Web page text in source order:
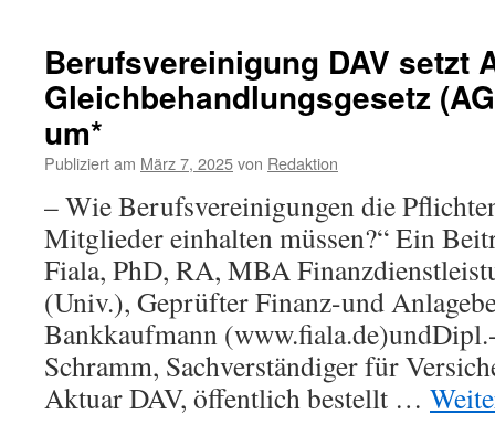
Berufsvereinigung DAV setzt
Gleichbehandlungsgesetz
um*
Publiziert am März 7, 2025von Redaktion
– Wie Berufsvereinigungen die
Mitglieder einhalten müssen?“ Ein
Fiala, PhD, RA, MBA
(Univ.), Geprüfter Finanz-und
Bankkaufmann
Schramm, Sachverständiger für
Aktuar DAV, öffentlich bestellt …